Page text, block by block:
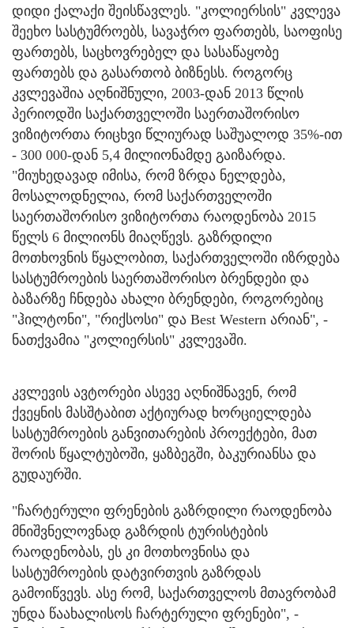
დიდი ქალაქი შეისწავლეს. "კოლიერსის" კვლევა
შეეხო სასტუმროებს, სავაჭრო ფართებს, საოფისე
ფართებს, საცხოვრებელ და სასაწაყობე
ფართებს და გასართობ ბიზნესს. როგორც
კვლევაშია აღნიშნული, 2003-დან 2013 წლის
პერიოდში საქართველოში საერთაშორისო
ვიზიტორთა რიცხვი წლიურად საშუალოდ 35%-ით
- 300 000-დან 5,4 მილიონამდე გაიზარდა.
"მიუხედავად იმისა, რომ ზრდა ნელდება,
მოსალოდნელია, რომ საქართველოში
საერთაშორისო ვიზიტორთა რაოდენობა 2015
წელს 6 მილიონს მიაღწევს. გაზრდილი
მოთხოვნის წყალობით, საქართველოში იზრდება
სასტუმროების საერთაშორისო ბრენდები და
ბაზარზე ჩნდება ახალი ბრენდები, როგორებიც
"ჰილტონი", "რიქსოსი" და Best Western არიან", -
ნათქვამია "კოლიერსის" კვლევაში.
კვლევის ავტორები ასევე აღნიშნავენ, რომ
ქვეყნის მასშტაბით აქტიურად ხორციელდება
სასტუმროების განვითარების პროექტები, მათ
შორის წყალტუბოში, ყაზბეგში, ბაკურიანსა და
გუდაურში.
"ჩარტერული ფრენების გაზრდილი რაოდენობა
მნიშვნელოვნად გაზრდის ტურისტების
რაოდენობას, ეს კი მოთხოვნისა და
სასტუმროების დატვირთვის გაზრდას
გამოიწვევს. ასე რომ, საქართველოს მთავრობამ
უნდა წაახალისოს ჩარტერული ფრენები", -